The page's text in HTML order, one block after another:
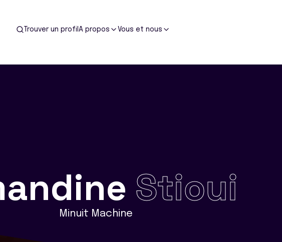
Trouver un profil A propos Vous et nous
Stioui
Minuit Machine